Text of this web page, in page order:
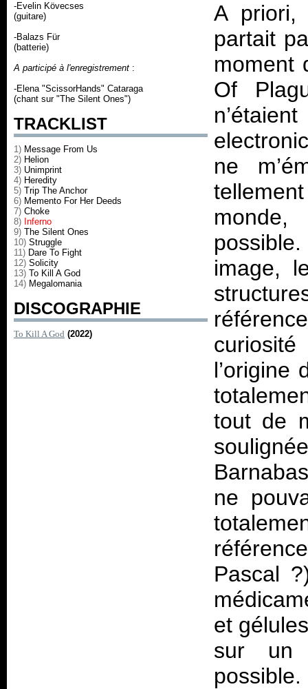
-Evelin Kövecses
(guitare)
-Balazs Für
(batterie)
A participé à l'enregistrement :
-Elena "ScissorHands" Cataraga
(chant sur "The Silent Ones")
TRACKLIST
1) Message From Us
2) Helion
3) Unimprint
4) Heredity
5) Trip The Anchor
6) Memento For Her Deeds
7) Choke
8) Inferno
9) The Silent Ones
10) Struggle
11) Dare To Fight
12) Solicity
13) To Kill A God
14) Megalomania
DISCOGRAPHIE
To Kill A God (2022)
A
partait
moment
Of
ne
image,
l’origine
tout de
ne
Pascal
et
sur un
possible.